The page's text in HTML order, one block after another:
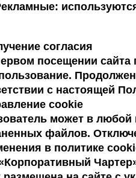
согласия
посещении сайта
с настоящей
cookie
может в любой
файлов.
в политике